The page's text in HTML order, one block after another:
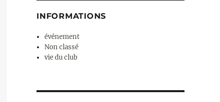
INFORMATIONS
événement
Non classé
vie du club